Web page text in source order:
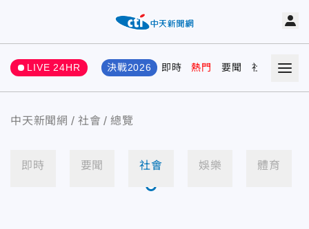
LIVE 24HR 決戰2026 即時 熱門 要聞 社會 娛樂
中天新聞網 社會 總覽
即時 要聞 社會 娛樂 體育